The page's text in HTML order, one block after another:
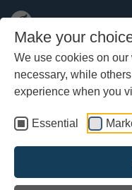
Make your
We use cookies on
necessary, while
experience when you
Essential
Aller
principal